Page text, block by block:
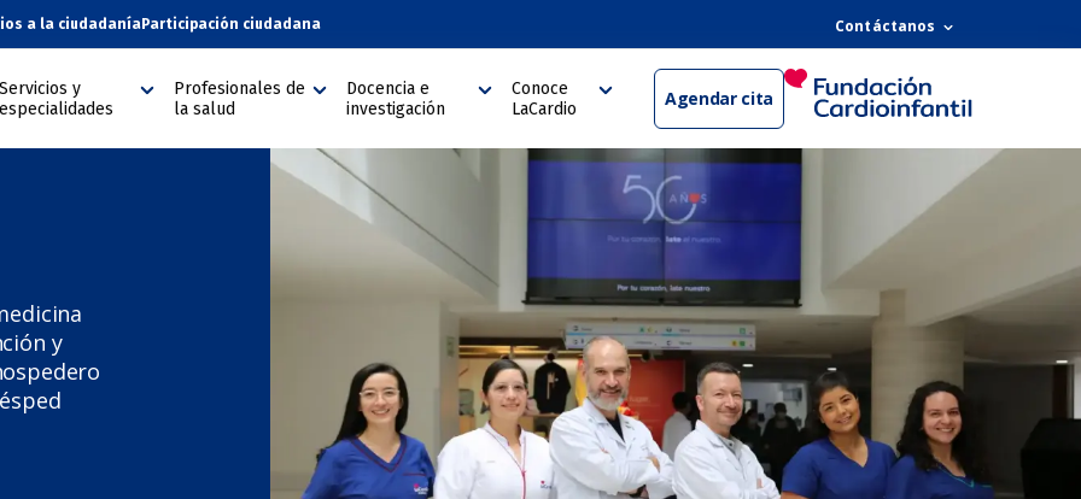
a la ciudadanía Participación ciudadana Contáctanos
y
Profesionales de
la salud
Docencia e
investigación
Conoce
LaCardio
Agendar cita
y